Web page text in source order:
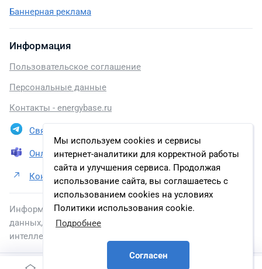
Мы используем cookies и сервисы
интернет-аналитики для корректной работы
сайта и улучшения сервиса. Продолжая
использование сайта, вы соглашаетесь с
использованием cookies на условиях
Политики использования cookie.
Подробнее
Согласен
Баннерная реклама
Информация
Пользовательское соглашение
Персональные данные
Контакты - energybase.ru
Связаться в Telegram
Онлайн презентация
Контакты ПАО «Россети Московский регион»
Информация, размещенная на сайте, включена в базу
данных, зарегистрированную в Федеральной службе по
интеллектуальной собственности.